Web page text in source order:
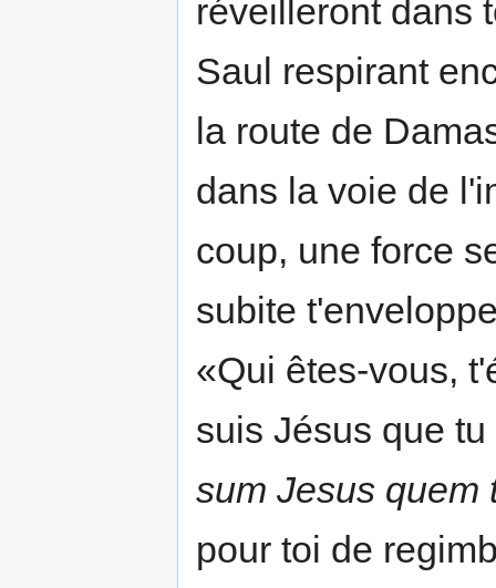
réveilleront dans
Saul respirant
la route de
dans la voie de
coup, une force
subite
«Qui êtes-vous,
suis Jésus que
sum Jesus quem
pour toi de